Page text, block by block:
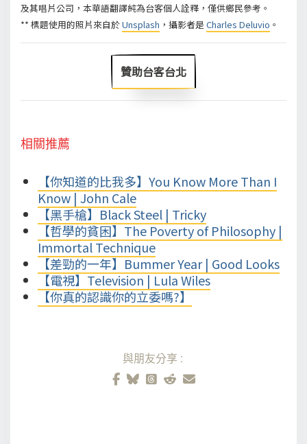
及其唱片公司，本華語翻譯純為台客個人詮釋，僅供鄉民參考。
** 標題使用的照片來自於Unsplash ，攝影者是 Charles Deluvio 。
贊助台客台北
相關推薦
【你知道的比我多】You Know More Than I
Know | John Cale
【黑手槍】Black Steel | Tricky
【哲學的貧困】The Poverty of Philosophy |
Immortal Technique
【差勁的一年】Bummer Year | Good Looks
【電視】Television | Lula Wiles
【你真的認識你的立委嗎?】
與朋友分享: